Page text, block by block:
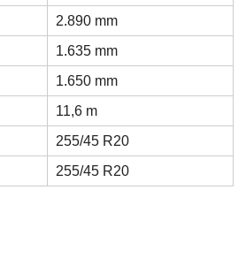
2.890 mm
1.635 mm
1.650 mm
11,6 m
255/45 R20
255/45 R20